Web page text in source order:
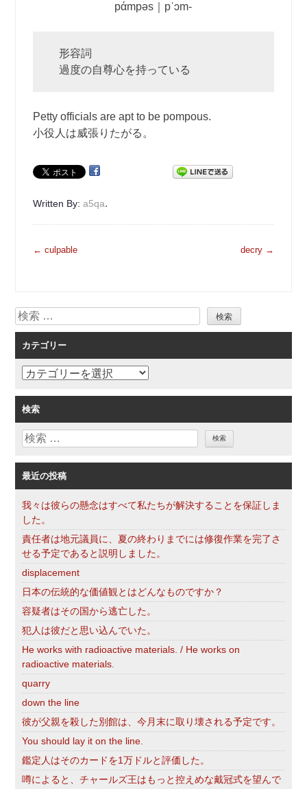
pάmpəs｜pˈɔm‐
形容詞
過度の自尊心を持っている
Petty officials are apt to be pompous.
小役人は威張りたがる。
Written By:a5qa.
投
ゲ
ー
シ
ョ
ン
← culpable decry →
検
索
カテゴリー
カ
ゴ
リ
ー
検索
検
最近の投稿
我々は彼らの懸念はすべて私たちが解決することを保証しま
した。
責任者は地元議員に、夏の終わりまでには修復作業を完了さ
せる予定であると説明しました。
displacement
日本の伝統的な価値観とはどんなものですか？
容疑者はその国から逃亡した。
犯人は彼だと思い込んでいた。
He works with radioactive materials. / He works on
radioactive materials.
quarry
down the line
彼が父親を殺した別館は、今月末に取り壊される予定です。
You should lay it on the line.
鑑定人はそのカードを1万ドルと評価した。
噂によると、チャールズ王はもっと控えめな戴冠式を望んで